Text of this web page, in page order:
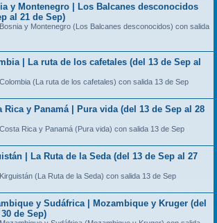
y Montenegro | Los Balcanes desconocidos
al 21 de Sep)
y Montenegro (Los Balcanes desconocidos) con salida
| La ruta de los cafetales (del 13 de Sep al
(La ruta de los cafetales) con salida 13 de Sep
Rica y Panamá | Pura vida (del 13 de Sep al 28
Rica y Panamá (Pura vida) con salida 13 de Sep
| La Ruta de la Seda (del 13 de Sep al 27
(La Ruta de la Seda) con salida 13 de Sep
y Sudáfrica | Mozambique y Kruger (del
de Sep)